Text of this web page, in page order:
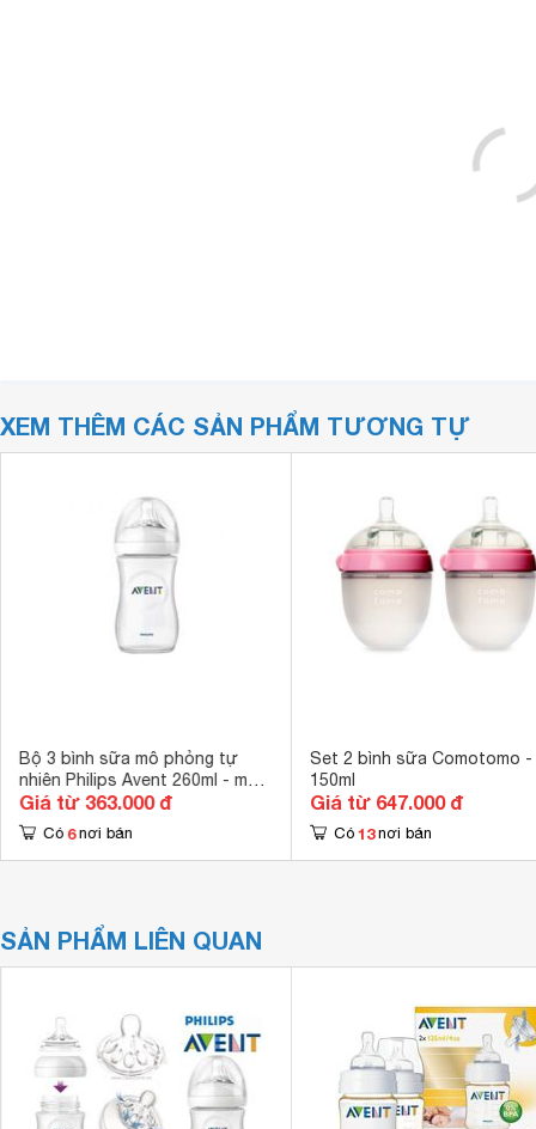
XEM THÊM CÁC SẢN PHẨM TƯƠNG TỰ
Bộ 3 bình sữa mô phỏng tự
nhiên Philips Avent 260ml - màu
693, 694, 695
Giá từ 363.000 đ
Có 6 nơi bán
Set 2 bình sữa Comotomo -
150ml
Giá từ 647.000 đ
Có 13 nơi bán
SẢN PHẨM LIÊN QUAN